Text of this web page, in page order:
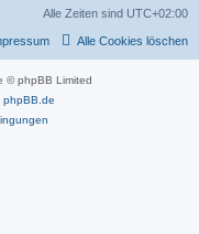
Alle Zeiten sind UTC+02:00
Alle Cookies löschen
© phpBB Limited
phpBB.de